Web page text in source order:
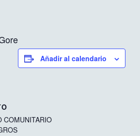
Añadir al calendario
COMUNITARIO